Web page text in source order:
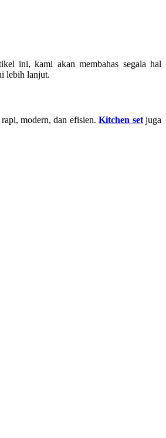
ini, kami akan membahas segala hal
lebih lanjut.
modern, dan efisien.Kitchen setjuga